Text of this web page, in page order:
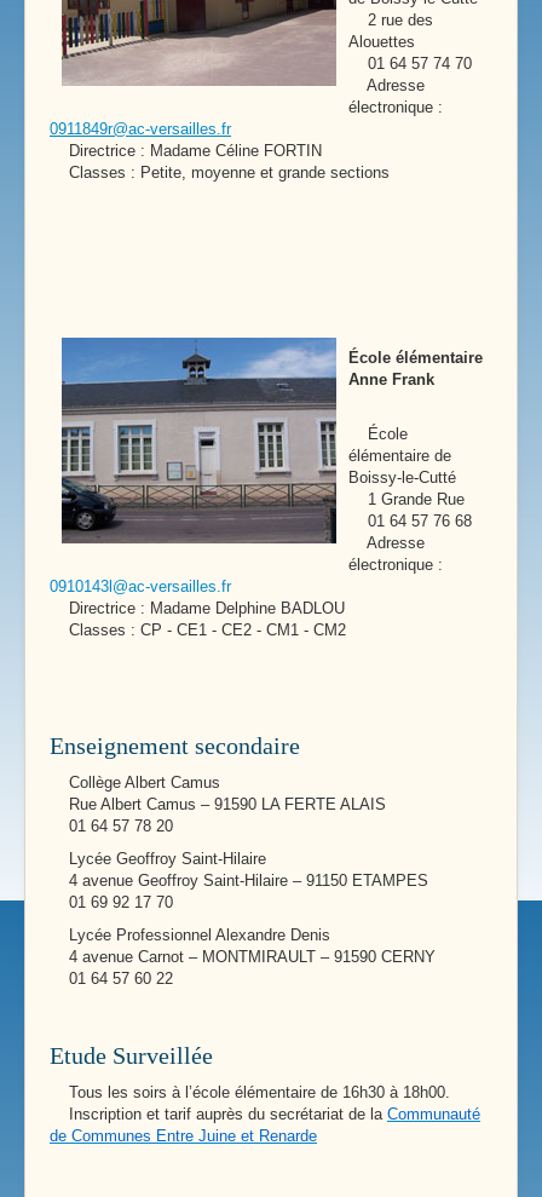
2 rue des
Alouettes
01 64 57 74 70
Adresse
électronique :
0911849r@ac-versailles.fr
Directrice : Madame Céline FORTIN
Classes : Petite, moyenne et grande sections
École élémentaire
Anne Frank
École
élémentaire de
Boissy-le-Cutté
1 Grande Rue
01 64 57 76 68
Adresse
électronique :
0910143l@ac-versailles.fr
Directrice : Madame Delphine BADLOU
Classes : CP - CE1 - CE2 - CM1 - CM2
Enseignement secondaire
Collège Albert Camus
Rue Albert Camus – 91590 LA FERTE ALAIS
01 64 57 78 20
Lycée Geoffroy Saint-Hilaire
4 avenue Geoffroy Saint-Hilaire – 91150 ETAMPES
01 69 92 17 70
Lycée Professionnel Alexandre Denis
4 avenue Carnot – MONTMIRAULT – 91590 CERNY
01 64 57 60 22
Etude Surveillée
Tous les soirs à l’école élémentaire de 16h30 à 18h00.
Inscription et tarif auprès du secrétariat de la Communauté
de Communes Entre Juine et Renarde